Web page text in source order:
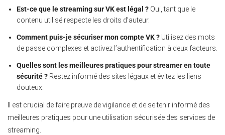
Est-ce que le streaming sur VK est légal ? Oui, tant que le
contenu utilisé respecte les droits d’auteur.
Comment puis-je sécuriser mon compte VK ? Utilisez des mots
de passe complexes et activez l’authentification à deux facteurs.
Quelles sont les meilleures pratiques pour streamer en toute
sécurité ? Restez informé des sites légaux et évitez les liens
douteux.
Il est crucial de faire preuve de vigilance et de se tenir informé des
meilleures pratiques pour une utilisation sécurisée des services de
streaming.